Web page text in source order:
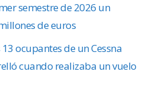
semestre de 2026 un
de euros
ocupantes de un Cessna
cuando realizaba un vuelo